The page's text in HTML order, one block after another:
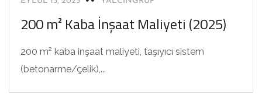
200 m² Kaba İnşaat Maliyeti (2025)
200 m² kaba inşaat maliyeti, taşıyıcı sistem
(betonarme/çelik),...